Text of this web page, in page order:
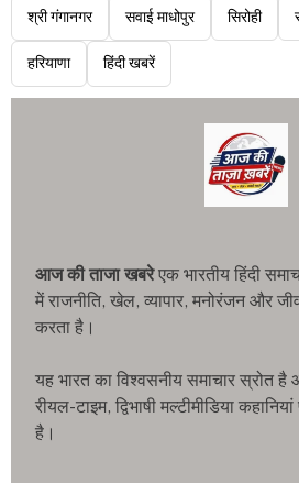
श्री गंगानगर सवाई माधोपुर सिरोही
हरियाणा हिंदी खबरें
आज की ताजा खबरेएक भारतीय हिंदी
में राजनीति, खेल, व्यापार, मनोरंजन और
करता है।
यह भारत का विश्वसनीय समाचार स्रोत है
रीयल-टाइम, द्विभाषी मल्टीमीडिया
है।